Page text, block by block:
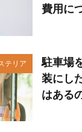
費用に
テリア
駐車場
装にし
はある